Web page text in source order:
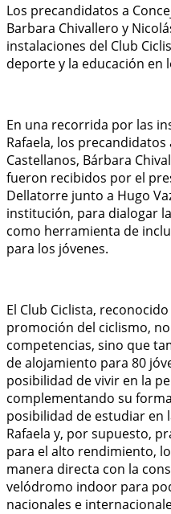
Los precandidatos a
Barbara Chivallero y
instalaciones del Club
deporte y la educación en
En una recorrida por las
Rafaela, los
Castellanos, Bárbara
fueron recibidos por el
Dellatorre junto a Hugo
institución, para dialogar
como herramienta de
para los jóvenes.
El Club Ciclista,
promoción del ciclismo,
competencias, sino que
de alojamiento para 80
posibilidad de vivir en la
complementando su
posibilidad de estudiar en
Rafaela y, por supuesto,
para el alto rendimiento,
manera directa con la
velódromo indoor para
nacionales e